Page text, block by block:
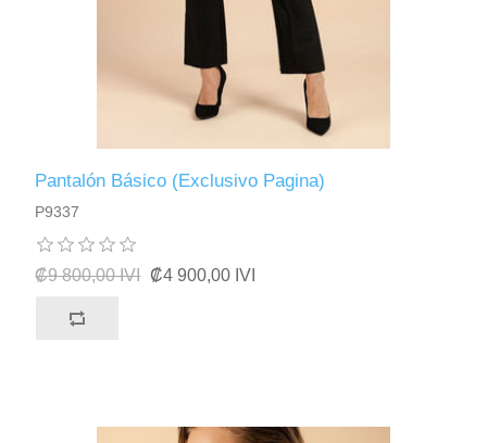
Pantalón Básico (Exclusivo Pagina)
P9337
₡9 800,00 IVI ₡4 900,00 IVI